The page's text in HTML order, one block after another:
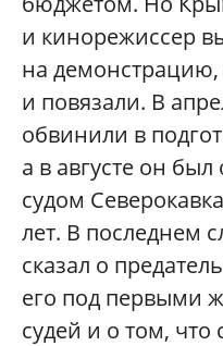
и кинорежиссер
на демонстрацию,
и повязали. В
обвинили в
а в августе он
судом
лет. В последнем
сказал о
его под первыми
судей и о том, что